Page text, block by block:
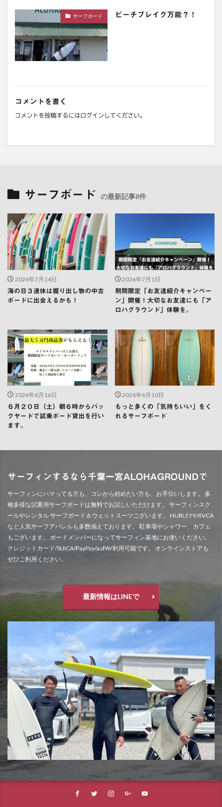
サーフボード ビーチブレイク万能？！
コメントを書く
コメントを投稿するにはログイン してください。
サーフボード の最新記事8件
2026年7月14日
海の日３連休は掘り出し物の中古
ボードに出会えるかも！
2026年7月1日
期間限定「お友達紹介キャンペー
ン」開催！大切なお友達にも「ア
ロハグラウンド」体験を。
2026年6月16日
６月２０日（土）朝６時からバッ
クヤードで試乗ボード貸出を行い
ます。
2026年6月10日
もっと多くの「気持ちいい」をく
れるサーフボード
サーフィンするなら千葉一宮ALOHAGROUNDで
サーフィンにハマってる方も、コレから始めたい方も、お手伝いします。 多
種多様な試乗用サーフボードは無料でお試しいただけます。 サーフィンスク
ールやレンタル サーフボード＆ウェットスーツございます。 HURLEYやRVCA
など人気サーフアパレルも多数揃えております。 駐車場やシャワー、カフェ
もございます。 ボードメンバーになってサーフィン基地にお使いください。
クレジットカード/SUICA/PayPay/auPAY利用可能です。 オンラインストアも
ぜひご利用ください。
最新情報はLINEで